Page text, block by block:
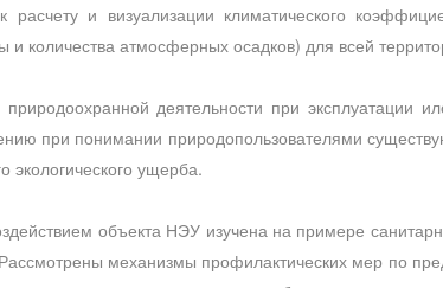
и визуализации климатического
количества атмосферных осадков) для всей
деятельности при эксплуатации
при понимании природопользователями
ущерба.
объекта НЭУ изучена на примере
механизмы профилактических мер по